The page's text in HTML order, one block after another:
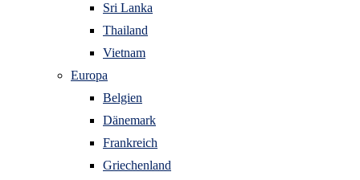
Sri Lanka
Thailand
Vietnam
Europa
Belgien
Dänemark
Frankreich
Griechenland